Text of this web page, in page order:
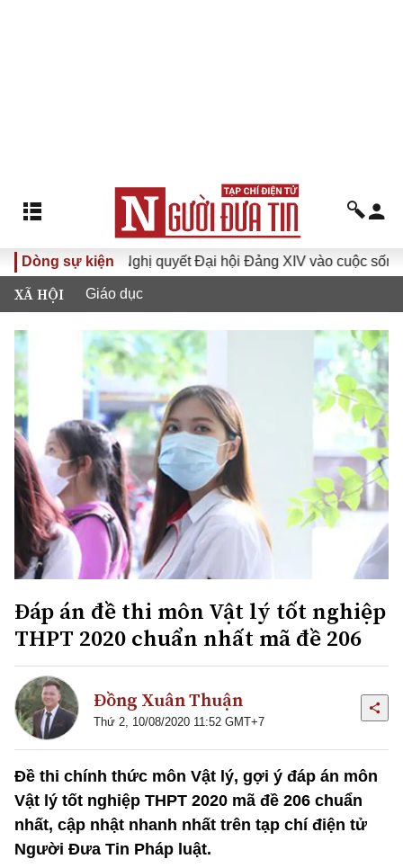
Dòng sự kiện
Đưa Nghị quyết Đại hội Đảng XIV vào cuộc sống
XÃ HỘI Giáo dục
Đáp án đề thi môn Vật lý tốt nghiệp
THPT 2020 chuẩn nhất mã đề 206
Đồng Xuân Thuận
Thứ 2, 10/08/2020 11:52 GMT+7
Đề thi chính thức môn Vật lý, gợi ý đáp án môn
Vật lý tốt nghiệp THPT 2020 mã đề 206 chuẩn
nhất, cập nhật nhanh nhất trên tạp chí điện tử
Người Đưa Tin Pháp luật.